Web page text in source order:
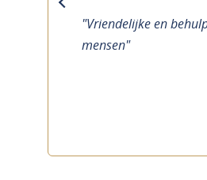
"Vriendelijke en
mensen"